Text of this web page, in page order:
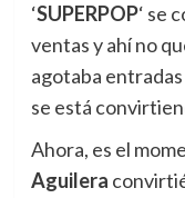
‘SUPERPOP‘ se
ventas y ahí no
agotaba entradas
se está
Ahora, es el
Aguilera